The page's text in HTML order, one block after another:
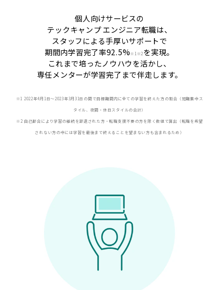
個人向けサービスの
テックキャンプ エンジニア転職は、
スタッフによる手厚いサポートで
期間内学習完了率92.5%※ 1※2を実現。
これまで培ったノウハウを活かし、
専任メンターが学習完了まで伴走します。
※1 2022年4月1日〜2023年3月31日の間で目標期間内に全ての学習を終えた方の割合（短期集中ス
タイル、夜間・休日スタイルの合計）
※2 自己都合により学習の継続を辞退された方・転職支援不要の方を除く数値で算出（転職を希望
されない方の中には学習を最後まで終えることを望まない方も含まれるため）